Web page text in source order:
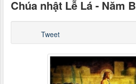
Chúa nhật Lễ Lá - Năm B
Tweet